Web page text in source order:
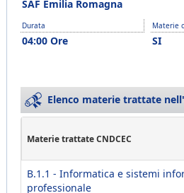
SAF Emilia Romagna
Durata
04:00 Ore
Materie
SI
Elenco materie trattate
Materie trattate CNDCEC
B.1.1 - Informatica e sistemi
professionale